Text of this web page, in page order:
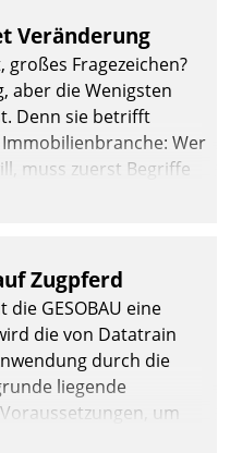
Veränderung
Fragezeichen?
aber die Wenigsten
Denn sie betrifft
Wer
muss zuerst Begriffe
Optimierung:
und automatisierte
zu viel erwarten: Allein
Software ist es nicht
von Unternehmen
zu hinterfragen
Zugpferd
GESOBAU eine
die von Datatrain
durch die
liegende
um
und weitere